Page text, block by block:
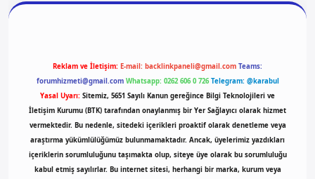
Reklam ve İletişim: E-mail: backlinkpaneli@gmail.com Teams:
forumhizmeti@gmail.com Whatsapp: 0262 606 0 726 Telegram: @karabul
Yasal Uyarı: Sitemiz, 5651 Sayılı Kanun gereğince Bilgi Teknolojileri ve
İletişim Kurumu (BTK) tarafından onaylanmış bir Yer Sağlayıcı olarak hizmet
vermektedir. Bu nedenle, sitedeki içerikleri proaktif olarak denetleme veya
araştırma yükümlülüğümüz bulunmamaktadır. Ancak, üyelerimiz yazdıkları
içeriklerin sorumluluğunu taşımakta olup, siteye üye olarak bu sorumluluğu
kabul etmiş sayılırlar. Bu internet sitesi, herhangi bir marka, kurum veya